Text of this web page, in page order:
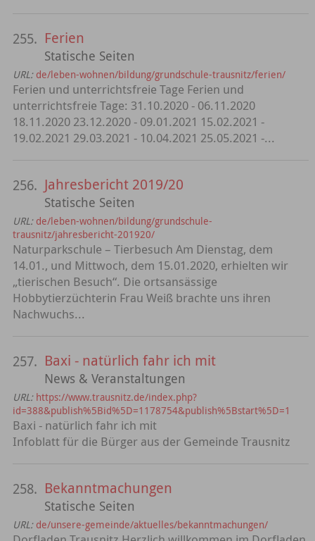
255. Ferien
Statische Seiten
URL: de/leben-wohnen/bildung/grundschule-trausnitz/ferien/
Ferien und unterrichtsfreie Tage Ferien und
unterrichtsfreie Tage: 31.10.2020 - 06.11.2020
18.11.2020 23.12.2020 - 09.01.2021 15.02.2021 -
19.02.2021 29.03.2021 - 10.04.2021 25.05.2021 -...
256. Jahresbericht 2019/20
Statische Seiten
URL: de/leben-wohnen/bildung/grundschule-
trausnitz/jahresbericht-201920/
Naturparkschule – Tierbesuch Am Dienstag, dem
14.01., und Mittwoch, dem 15.01.2020, erhielten wir
„tierischen Besuch“. Die ortsansässige
Hobbytierzüchterin Frau Weiß brachte uns ihren
Nachwuchs...
257. Baxi - natürlich fahr ich mit
News & Veranstaltungen
URL: https://www.trausnitz.de/index.php?
id=388&publish%5Bid%5D=1178754&publish%5Bstart%5D=1
Baxi - natürlich fahr ich mit
Infoblatt für die Bürger aus der Gemeinde Trausnitz
258. Bekanntmachungen
Statische Seiten
URL: de/unsere-gemeinde/aktuelles/bekanntmachungen/